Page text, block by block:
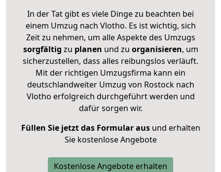
In der Tat gibt es viele Dinge zu beachten bei
einem Umzug nach Vlotho. Es ist wichtig, sich
Zeit zu nehmen, um alle Aspekte des Umzugs
sorgfältig zu planen und zu organisieren, um
sicherzustellen, dass alles reibungslos verläuft.
Mit der richtigen Umzugsfirma kann ein
deutschlandweiter Umzug von Rostock nach
Vlotho erfolgreich durchgeführt werden und
dafür sorgen wir.
Füllen Sie jetzt das Formular ausund erhalten
Sie kostenlose Angebote
Kostenlose Angebote erhalten